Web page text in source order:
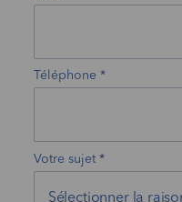
Téléphone
Votre sujet